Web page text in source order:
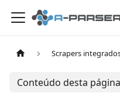
Scrapers
Conteúdo desta página